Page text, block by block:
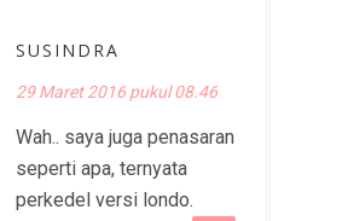
SUSINDRA
29 Maret 2016 pukul 08.46
Wah.. saya juga penasaran
seperti apa, ternyata
perkedel versi londo.